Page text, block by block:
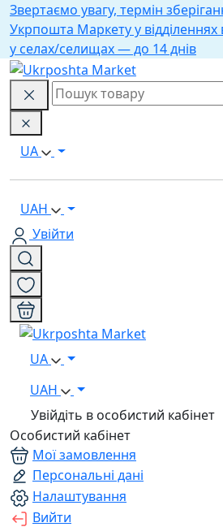
Звертаємо увагу, термін
Укрпошта Маркету у відділеннях
у селах/селищах — до 14 днів
UA
UAH
Увійти
UA
UAH
Увійдіть в особистий кабінет
Особистий кабінет
Мої замовлення
Персональні дані
Налаштування
Вийти